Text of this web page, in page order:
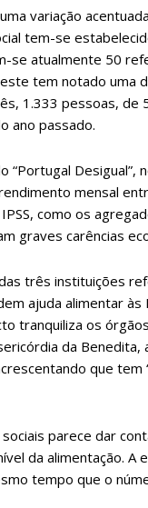
o plano de assinatura desejado:
variação
tem-se
se atualmente 50
tem notado uma
1.333 pessoas, de
ano passado.
“Portugal Desigual”,
mensal
como os
graves carências
três instituições
ajuda alimentar às
tranquiliza os
da Benedita,
que tem
parece dar
da alimentação. A
tempo que o